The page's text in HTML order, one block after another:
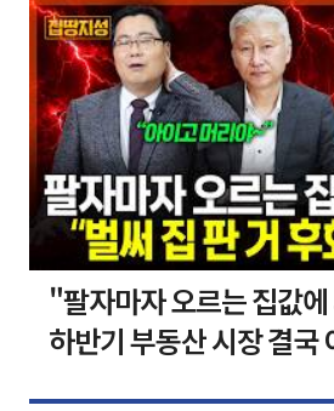
"팔자마자 오르는 집값
하반기 부동산 시장 결국